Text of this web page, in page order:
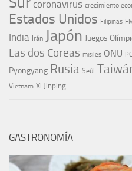
coronavirus crecimiento
Estados Unidos Filipinas
India Irán Japón Juegos
Las dos Coreas misiles ONU
Pyongyang Rusia Seúl
Vietnam Xi Jinping
GASTRONOMÍA